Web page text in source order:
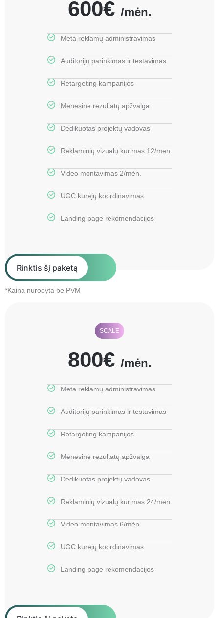
600€ /mėn.
Meta reklamų administravimas
Auditorijų parinkimas ir testavimas
Retargeting kampanijos
Mėnesinė rezultatų apžvalga
Dedikuotas projektų vadovas
Reklaminių vizualų kūrimas 12/mėn.
Video montavimas 2/mėn.
UGC kūrėjų koordinavimas
Landing page rekomendacijos
Rinktis šį paketą
*Kaina nurodyta be PVM
SCALE
800€ /mėn.
Meta reklamų administravimas
Auditorijų parinkimas ir testavimas
Retargeting kampanijos
Mėnesinė rezultatų apžvalga
Dedikuotas projektų vadovas
Reklaminių vizualų kūrimas 24/mėn.
Video montavimas 6/mėn.
UGC kūrėjų koordinavimas
Landing page rekomendacijos